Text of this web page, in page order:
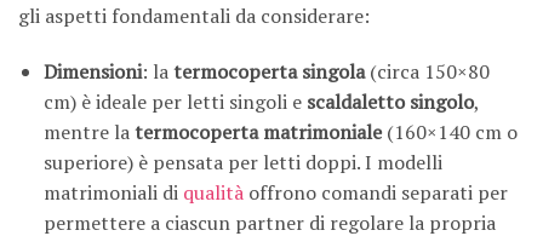
gli aspetti fondamentali da considerare:
Dimensioni: latermocoperta singola(circa 150×80
cm) è ideale per letti singoli e scaldaletto singolo,
mentre latermocoperta matrimoniale(160×140 cm o
superiore) è pensata per letti doppi. I modelli
matrimoniali di qualitàoffrono comandi separati per
permettere a ciascun partner di regolare la propria